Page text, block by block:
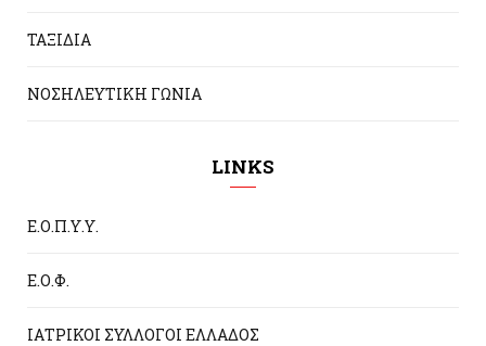
ΤΑΞΙΔΙΑ
ΝΟΣΗΛΕΥΤΙΚΗ ΓΩΝΙΑ
LINKS
Ε.Ο.Π.Υ.Υ.
Ε.Ο.Φ.
ΙΑΤΡΙΚΟΙ ΣΥΛΛΟΓΟΙ ΕΛΛΑΔΟΣ